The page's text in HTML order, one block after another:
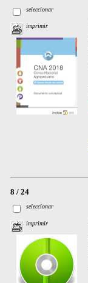
seleccionar
imprimir
8 / 24
seleccionar
imprimir